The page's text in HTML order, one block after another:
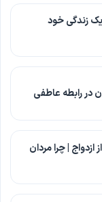
زندگی خود
در رابطه عاطفی
| چرا مردان